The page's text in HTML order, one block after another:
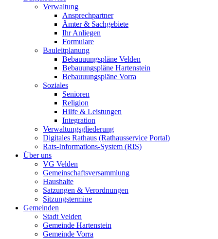
Verwaltung
Ansprechpartner
Ämter & Sachgebiete
Ihr Anliegen
Formulare
Bauleitplanung
Bebauuungspläne Velden
Bebauungspläne Hartenstein
Bebauuungspläne Vorra
Soziales
Senioren
Religion
Hilfe & Leistungen
Integration
Verwaltungsgliederung
Digitales Rathaus (Rathausservice Portal)
Rats-Informations-System (RIS)
Über uns
VG Velden
Gemeinschaftsversammlung
Haushalte
Satzungen & Verordnungen
Sitzungstermine
Gemeinden
Stadt Velden
Gemeinde Hartenstein
Gemeinde Vorra